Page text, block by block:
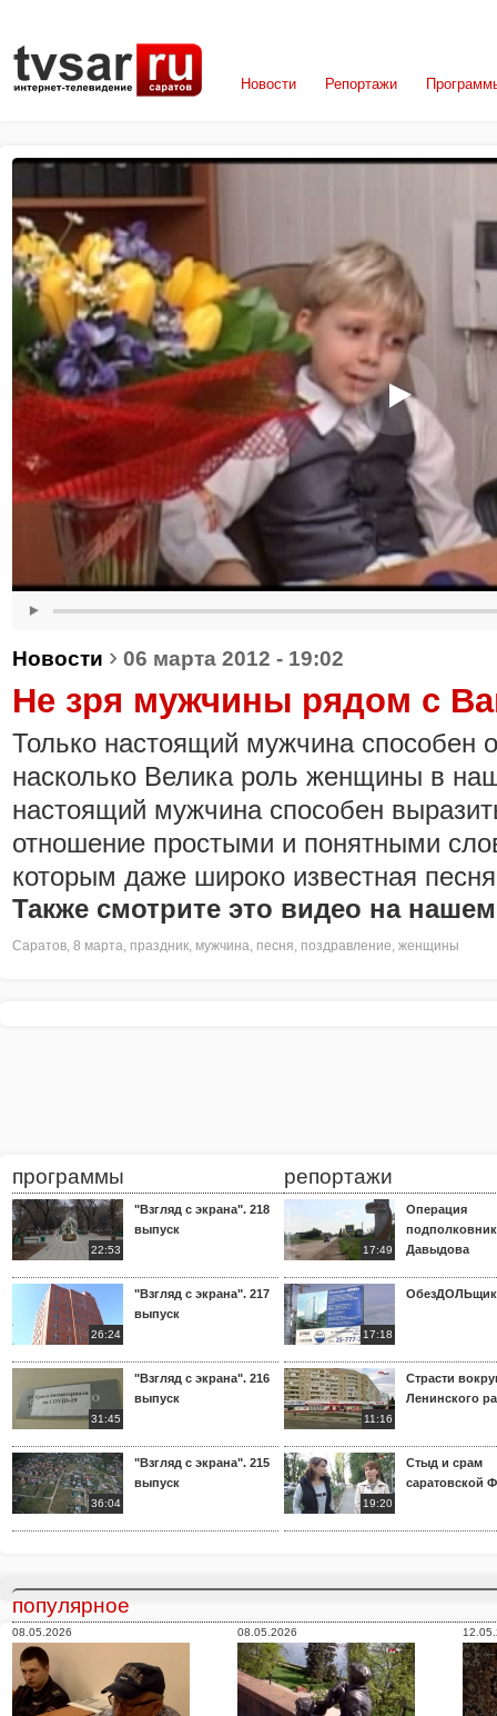
Новости Репортажи
Новости › 06 марта 2012 - 19:02
Не зря мужчины рядом с
Только настоящий мужчина способен
насколько Велика роль женщины в
настоящий мужчина способен
отношение простыми и понятными
которым даже широко известная
Также смотрите это видео на
Саратов, 8 марта, праздник, мужчина, песня, поздравление, женщины
программы
22:53
"Взгляд с экрана". 218
выпуск
26:24
"Взгляд с экрана". 217
выпуск
31:45
"Взгляд с экрана". 216
выпуск
36:04
"Взгляд с экрана". 215
выпуск
репортажи
17:49
Операция
Давыдова
17:18
11:16
Страсти
Ленинского
19:20
Стыд и срам
саратовской
популярное
08.05.2026 08.05.2026